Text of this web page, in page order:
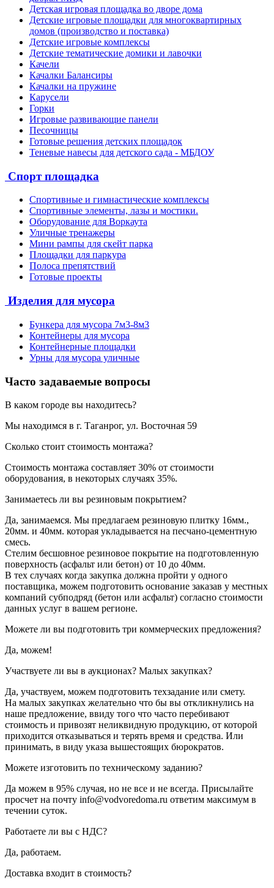
Детская игровая площадка во дворе дома
Детские игровые площадки для многоквартирных
домов (производство и поставка)
Детские игровые комплексы
Детские тематические домики и лавочки
Качели
Качалки Балансиры
Качалки на пружине
Карусели
Горки
Игровые развивающие панели
Песочницы
Готовые решения детских площадок
Теневые навесы для детского сада - МБДОУ
Спорт площадка
Спортивные и гимнастические комплексы
Спортивные элементы, лазы и мостики.
Оборудование для Воркаута
Уличные тренажеры
Мини рампы для скейт парка
Площадки для паркура
Полоса препятствий
Готовые проекты
Изделия для мусора
Бункера для мусора 7м3-8м3
Контейнеры для мусора
Контейнерные площадки
Урны для мусора уличные
Часто задаваемые вопросы
В каком городе вы находитесь?
Мы находимся в г. Таганрог, ул. Восточная 59
Сколько стоит стоимость монтажа?
Стоимость монтажа составляет 30% от стоимости
оборудования, в некоторых случаях 35%.
Занимаетесь ли вы резиновым покрытием?
Да, занимаемся. Мы предлагаем резиновую плитку 16мм.,
20мм. и 40мм. которая укладывается на песчано-цементную
смесь.
Стелим бесшовное резиновое покрытие на подготовленную
поверхность (асфальт или бетон) от 10 до 40мм.
В тех случаях когда закупка должна пройти у одного
поставщика, можем подготовить основание заказав у местных
компаний субподряд (бетон или асфальт) согласно стоимости
данных услуг в вашем регионе.
Можете ли вы подготовить три коммерческих предложения?
Да, можем!
Участвуете ли вы в аукционах? Малых закупках?
Да, участвуем, можем подготовить техзадание или смету.
На малых закупках желательно что бы вы откликнулись на
наше предложение, ввиду того что часто перебивают
стоимость и привозят неликвидную продукцию, от которой
приходится отказываться и терять время и средства. Или
принимать, в виду указа вышестоящих бюрократов.
Можете изготовить по техническому заданию?
Да можем в 95% случая, но не все и не всегда. Присылайте
просчет на почту info@vodvoredoma.ru ответим максимум в
течении суток.
Работаете ли вы с НДС?
Да, работаем.
Доставка входит в стоимость?